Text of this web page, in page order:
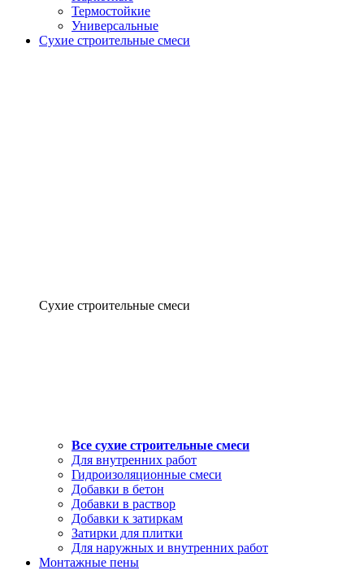
Термостойкие
Универсальные
Сухие строительные смеси
Сухие строительные смеси
Все сухие строительные смеси
Для внутренних работ
Гидроизоляционные смеси
Добавки в бетон
Добавки в раствор
Добавки к затиркам
Затирки для плитки
Для наружных и внутренних работ
Монтажные пены